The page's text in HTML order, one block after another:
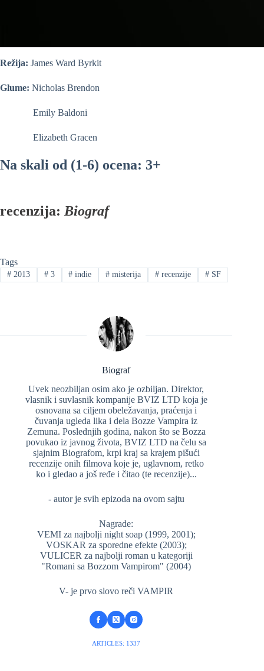
Režija: James Ward Byrkit
Glume: Nicholas Brendon
Emily Baldoni
Elizabeth Gracen
Na skali od (1-6) ocena: 3+
recenzija: Biograf
Tags
#2013 #3 # indie # misterija # recenzije #SF
Biograf
Uvek neozbiljan osim ako je ozbiljan. Direktor,
vlasnik i suvlasnik kompanije BVIZ LTD koja je
osnovana sa ciljem obeležavanja, praćenja i
čuvanja ugleda lika i dela Bozze Vampira iz
Zemuna. Poslednjih godina, nakon što se Bozza
povukao iz javnog života, BVIZ LTD na čelu sa
sjajnim Biografom, krpi kraj sa krajem pišući
recenzije onih filmova koje je, uglavnom, retko
ko i gledao a još ređe i čitao (te recenzije)...
- autor je svih epizoda na ovom sajtu
Nagrade:
VEMI za najbolji night soap (1999, 2001);
VOSKAR za sporedne efekte (2003);
VULICER za najbolji roman u kategoriji
"Romani sa Bozzom Vampirom" (2004)
V- je prvo slovo reči VAMPIR
ARTICLES: 1337